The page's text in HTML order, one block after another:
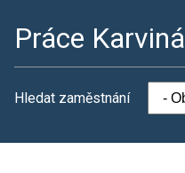
Práce Karviná
Hledat zaměstnání